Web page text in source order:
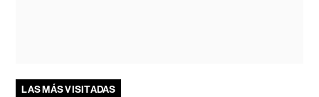
LAS MÁS VISITADAS